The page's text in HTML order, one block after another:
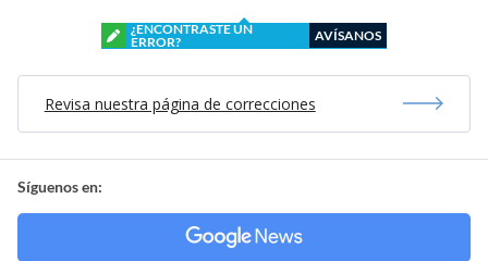
¿ENCONTRASTE UN
ERROR?
AVÍSANOS
Revisa nuestra página de correcciones
Síguenos en: